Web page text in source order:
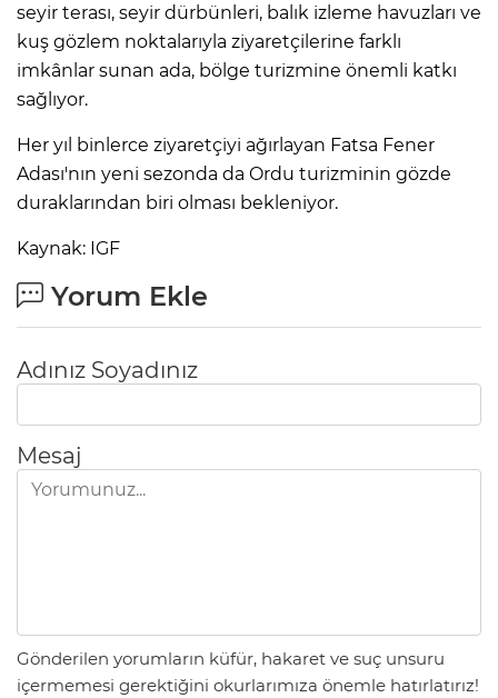
seyir terası, seyir dürbünleri, balık izleme havuzları ve
kuş gözlem noktalarıyla ziyaretçilerine farklı
imkânlar sunan ada, bölge turizmine önemli katkı
sağlıyor.
Her yıl binlerce ziyaretçiyi ağırlayan Fatsa Fener
Adası'nın yeni sezonda da Ordu turizminin gözde
duraklarından biri olması bekleniyor.
Kaynak: IGF
Yorum Ekle
Adınız Soyadınız
Mesaj
Gönderilen yorumların küfür, hakaret ve suç unsuru
içermemesi gerektiğini okurlarımıza önemle hatırlatırız!